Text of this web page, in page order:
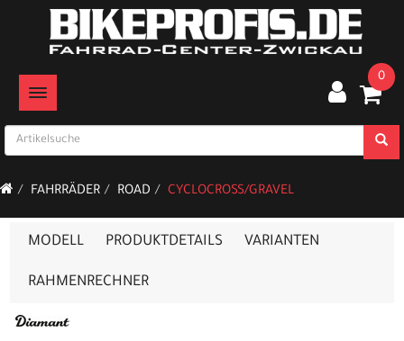
TOGGLE NAVIGATION
0
FAHRRÄDER ROAD CYCLOCROSS/GRAVEL
MODELL PRODUKTDETAILS VARIANTEN
RAHMENRECHNER